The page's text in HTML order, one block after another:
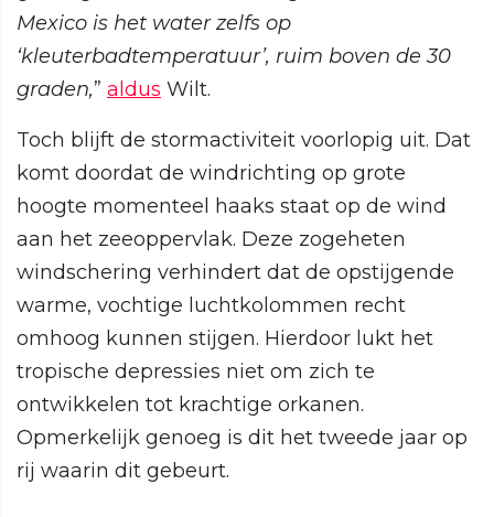
Mexico is het water zelfs op
‘kleuterbadtemperatuur’, ruim boven de 30
graden,” aldus Wilt.
Toch blijft de stormactiviteit voorlopig uit. Dat
komt doordat de windrichting op grote
hoogte momenteel haaks staat op de wind
aan het zeeoppervlak. Deze zogeheten
windschering verhindert dat de opstijgende
warme, vochtige luchtkolommen recht
omhoog kunnen stijgen. Hierdoor lukt het
tropische depressies niet om zich te
ontwikkelen tot krachtige orkanen.
Opmerkelijk genoeg is dit het tweede jaar op
rij waarin dit gebeurt.